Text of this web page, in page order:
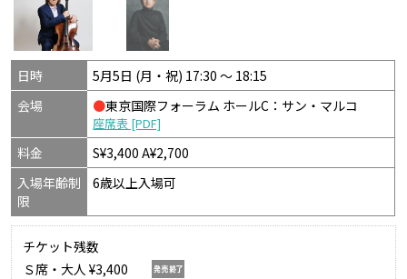
日時
5月5日 (月・祝) 17:30 〜 18:15
会場
●東京国際フォーラム ホールC：サン・マルコ
座席表 [PDF]
料金
S¥3,400 A¥2,700
入場年齢制
限
6歳以上入場可
チケット残数
Ｓ席・大人 ¥3,400